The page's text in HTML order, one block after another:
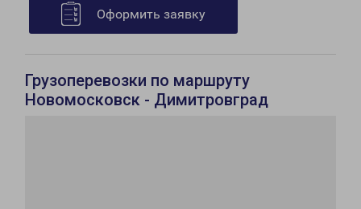
Оформить заявку
Грузоперевозки по маршруту
Новомосковск - Димитровград